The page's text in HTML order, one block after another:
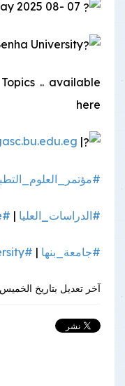
University
.. available
here
|
#الدراسات_العليا |
#Postgraduate
#جامعة_بنها |
#Benha_University
آخر تعديل بتاريخ الخميس, 20 فبراير 2025